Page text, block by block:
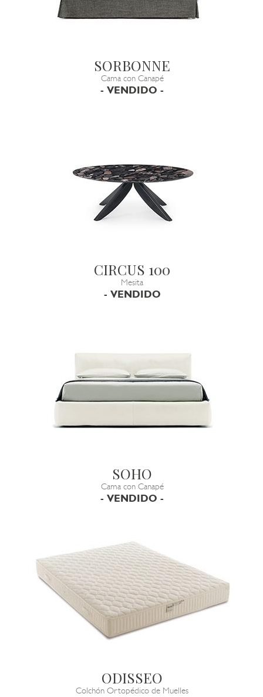
SORBONNE
Cama con Canapé
- VENDIDO -
CIRCUS 100
Mesita
- VENDIDO
SOHO
Cama con Canapé
- VENDIDO -
ODISSEO
Colchón Ortopédico de Muelles